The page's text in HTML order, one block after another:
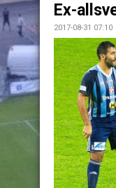
Ex-
2017-08-31 07:10